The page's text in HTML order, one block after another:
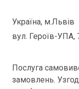
Україна, м.Львів
вул. Героїв-УПА,
Послуга
замовлень.